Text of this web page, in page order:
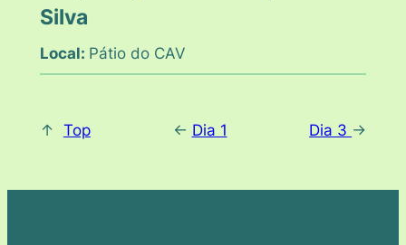
Silva
Local: Pátio do CAV
↑ Top <- Dia 1 Dia 3 ->